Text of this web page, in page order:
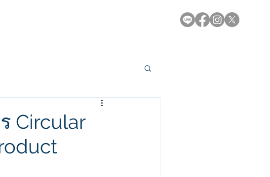
Circular